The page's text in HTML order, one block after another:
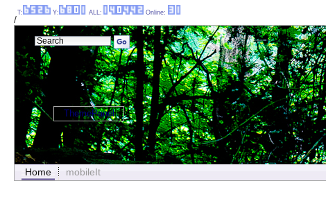
/
Home mobileIt
T: Y: ALL: Online:
ThemePanel